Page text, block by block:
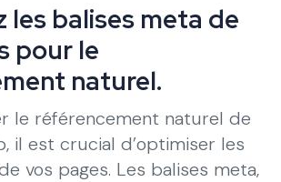
les balises meta de
pour le
naturel.
le référencement naturel de
il est crucial d’optimiser les
vos pages. Les balises meta,